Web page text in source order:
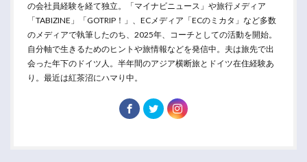
の会社員経験を経て独立。「マイナビニュース」や旅行メディア
「TABIZINE」「GOTRIP！」、ECメディア「ECのミカタ」など多数
のメディアで執筆したのち、2025年、コーチとしての活動を開始。
自分軸で生きるためのヒントや旅情報などを発信中。夫は旅先で出
会った年下のドイツ人。半年間のアジア横断旅とドイツ在住経験あ
り。最近は紅茶沼にハマり中。